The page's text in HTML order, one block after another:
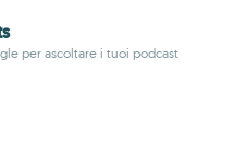
per ascoltare i tuoi podcast